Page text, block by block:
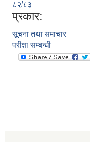
८२/८३
प्रकार:
सूचना तथा समाचार
परीक्षा सम्बन्धी